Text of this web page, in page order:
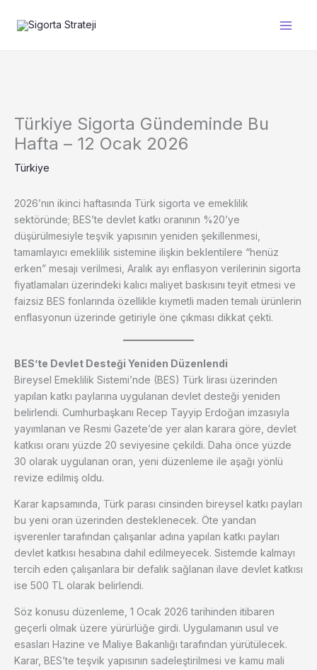
Türkiye Sigorta Gündeminde Bu
Hafta – 12 Ocak 2026
Türkiye
2026’nın ikinci haftasında Türk sigorta ve emeklilik
sektöründe; BES’te devlet katkı oranının %20’ye
düşürülmesiyle teşvik yapısının yeniden şekillenmesi,
tamamlayıcı emeklilik sistemine ilişkin beklentilere “henüz
erken” mesajı verilmesi, Aralık ayı enflasyon verilerinin sigorta
fiyatlamaları üzerindeki kalıcı maliyet baskısını teyit etmesi ve
faizsiz BES fonlarında özellikle kıymetli maden temalı ürünlerin
enflasyonun üzerinde getiriyle öne çıkması dikkat çekti.
BES’te Devlet Desteği Yeniden Düzenlendi
Bireysel Emeklilik Sistemi’nde (BES) Türk lirası üzerinden
yapılan katkı paylarına uygulanan devlet desteği yeniden
belirlendi. Cumhurbaşkanı Recep Tayyip Erdoğan imzasıyla
yayımlanan ve Resmi Gazete’de yer alan karara göre, devlet
katkısı oranı yüzde 20 seviyesine çekildi. Daha önce yüzde
30 olarak uygulanan oran, yeni düzenleme ile aşağı yönlü
revize edilmiş oldu.
Karar kapsamında, Türk parası cinsinden bireysel katkı payları
bu yeni oran üzerinden desteklenecek. Öte yandan
işverenler tarafından çalışanlar adına yapılan katkı payları
devlet katkısı hesabına dahil edilmeyecek. Sistemde kalmayı
tercih eden çalışanlara bir defalık sağlanan ilave devlet katkısı
ise 500 TL olarak belirlendi.
Söz konusu düzenleme, 1 Ocak 2026 tarihinden itibaren
geçerli olmak üzere yürürlüğe girdi. Uygulamanın usul ve
esasları Hazine ve Maliye Bakanlığı tarafından yürütülecek.
Karar, BES’te teşvik yapısının sadeleştirilmesi ve kamu mali